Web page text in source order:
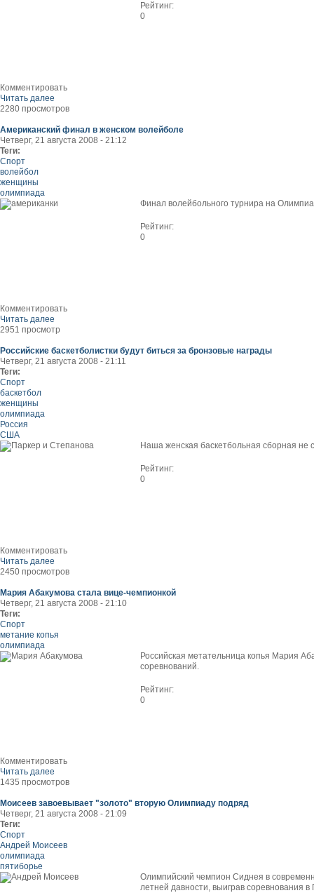
Рейтинг:
0
Комментировать
Читать далее
2280 просмотров
Американский финал в женском волейболе
Четверг, 21 августа 2008 - 21:12
Теги:
Спорт
волейбол
женщины
олимпиада
Финал волейбольного турнира на
Рейтинг:
0
Комментировать
Читать далее
2951 просмотр
Российские баскетболистки будут биться за бронзовые награды
Четверг, 21 августа 2008 - 21:11
Теги:
Спорт
баскетбол
женщины
олимпиада
Россия
США
Наша женская баскетбольная сборная
Рейтинг:
0
Комментировать
Читать далее
2450 просмотров
Мария Абакумова стала вице-чемпионкой
Четверг, 21 августа 2008 - 21:10
Теги:
Спорт
метание копья
олимпиада
Российская метательница копья Мария
соревнований.
Рейтинг:
0
Комментировать
Читать далее
1435 просмотров
Моисеев завоевывает "золото" вторую Олимпиаду подряд
Четверг, 21 августа 2008 - 21:09
Теги:
Спорт
Андрей Моисеев
олимпиада
пятиборье
Олимпийский чемпион Сиднея в
летней давности, выиграв соревнования в